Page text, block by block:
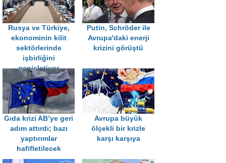
Rusya ve Türkiye,
ekonominin kilit
sektörlerinde
işbirliğini
genişletiyor
Putin, Schröder ile
Avrupa'daki enerji
krizini görüştü
Gıda krizi AB’ye geri
adım attırdı; bazı
yaptırımlar
hafifletilecek
Avrupa büyük
ölçekli bir krizle
karşı karşıya